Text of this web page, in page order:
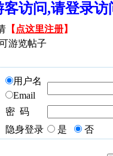
客访问,请登录
【 点这里注册】
游览帖子
用户名
Email
密 码
隐身登录
是 否